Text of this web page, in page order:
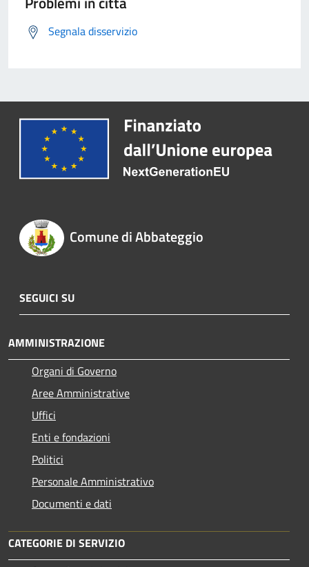
Segnala disservizio
Comune di Abbateggio
SEGUICI SU
AMMINISTRAZIONE
Organi di Governo
Aree Amministrative
Uffici
Enti e fondazioni
Politici
Personale Amministrativo
Documenti e dati
CATEGORIE DI SERVIZIO